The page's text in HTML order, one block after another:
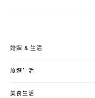
婚姻 & 生活
旅遊生活
美食生活